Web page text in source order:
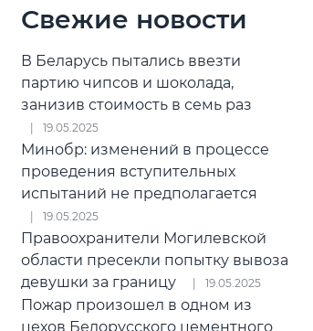
Свежие новости
В Беларусь пытались ввезти
партию чипсов и шоколада,
занизив стоимость в семь раз
19.05.2025
Минобр: изменений в процессе
проведения вступительных
испытаний не предполагается
19.05.2025
Правоохранители Могилевской
области пресекли попытку вывоза
девушки за границу
19.05.2025
Пожар произошел в одном из
цехов Белорусского цементного